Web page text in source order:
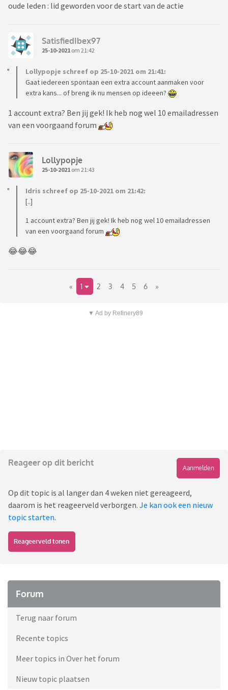
oude leden : lid geworden voor de start van de actie
SatisfiedIbex97
25-10-2021 om 21:42
Lollypopje schreef op 25-10-2021 om 21:41:
Gaat iedereen spontaan een extra account aanmaken voor
extra kans... of breng ik nu mensen op ideeen?
1 account extra? Ben jij gek! Ik heb nog wel 10 emailadressen
van een voorgaand forum
Lollypopje
25-10-2021 om 21:43
Idris schreef op 25-10-2021 om 21:42:
[..]
1 account extra? Ben jij gek! Ik heb nog wel 10 emailadressen
van een voorgaand forum
😂😂😂
« 1 2 3 4 5 6 »
▼ Ad by Refinery89
Reageer op dit bericht
Aanmelden
Op dit topic is al langer dan 4 weken niet gereageerd,
daarom is het reageerveld verborgen. Je kan ook een nieuw
topic starten.
Reageerveld tonen
Forum
Terug naar forum
Recente topics
Meer topics in Over het forum
Nieuw topic plaatsen